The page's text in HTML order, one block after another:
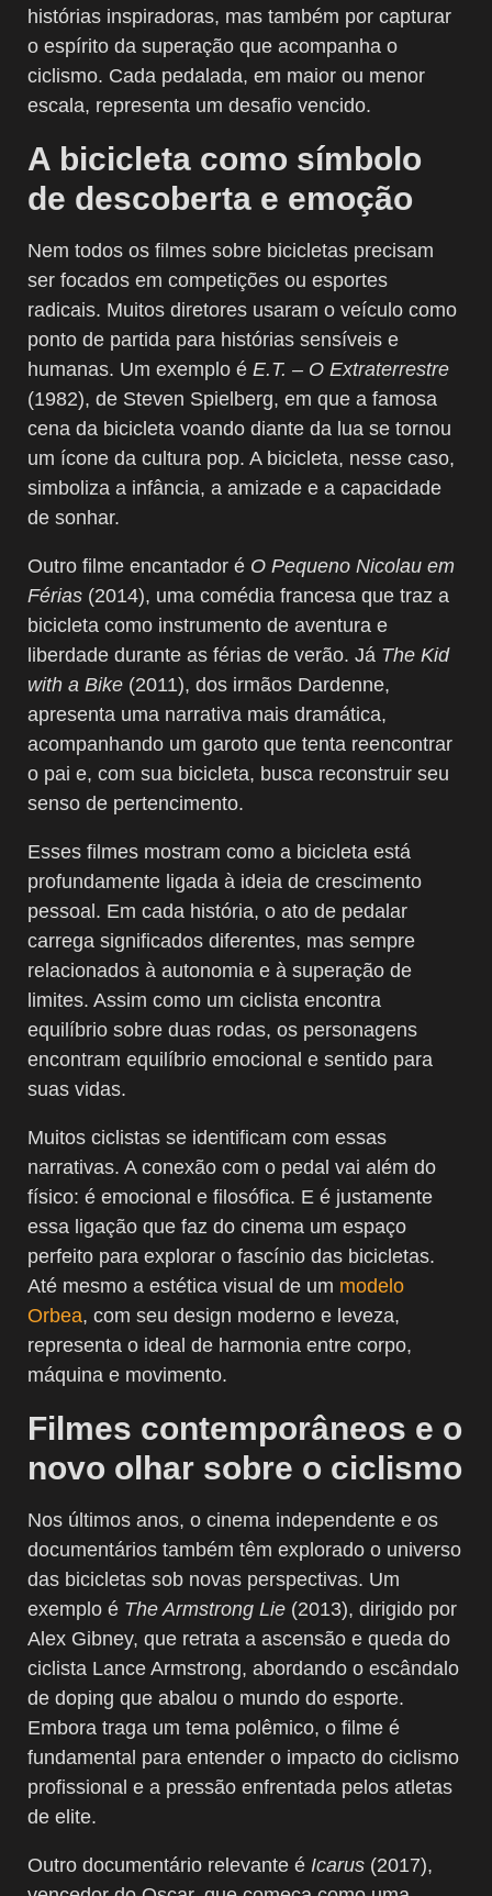
histórias inspiradoras, mas também por capturar
o espírito da superação que acompanha o
ciclismo. Cada pedalada, em maior ou menor
escala, representa um desafio vencido.
A bicicleta como símbolo
de descoberta e emoção
Nem todos os filmes sobre bicicletas precisam
ser focados em competições ou esportes
radicais. Muitos diretores usaram o veículo como
ponto de partida para histórias sensíveis e
humanas. Um exemplo é E.T. – O Extraterrestre
(1982), de Steven Spielberg, em que a famosa
cena da bicicleta voando diante da lua se tornou
um ícone da cultura pop. A bicicleta, nesse caso,
simboliza a infância, a amizade e a capacidade
de sonhar.
Outro filme encantador é O Pequeno Nicolau em
Férias (2014), uma comédia francesa que traz a
bicicleta como instrumento de aventura e
liberdade durante as férias de verão. Já The Kid
with a Bike (2011), dos irmãos Dardenne,
apresenta uma narrativa mais dramática,
acompanhando um garoto que tenta reencontrar
o pai e, com sua bicicleta, busca reconstruir seu
senso de pertencimento.
Esses filmes mostram como a bicicleta está
profundamente ligada à ideia de crescimento
pessoal. Em cada história, o ato de pedalar
carrega significados diferentes, mas sempre
relacionados à autonomia e à superação de
limites. Assim como um ciclista encontra
equilíbrio sobre duas rodas, os personagens
encontram equilíbrio emocional e sentido para
suas vidas.
Muitos ciclistas se identificam com essas
narrativas. A conexão com o pedal vai além do
físico: é emocional e filosófica. E é justamente
essa ligação que faz do cinema um espaço
perfeito para explorar o fascínio das bicicletas.
Até mesmo a estética visual de um modelo
Orbea, com seu design moderno e leveza,
representa o ideal de harmonia entre corpo,
máquina e movimento.
Filmes contemporâneos e o
novo olhar sobre o ciclismo
Nos últimos anos, o cinema independente e os
documentários também têm explorado o universo
das bicicletas sob novas perspectivas. Um
exemplo é The Armstrong Lie (2013), dirigido por
Alex Gibney, que retrata a ascensão e queda do
ciclista Lance Armstrong, abordando o escândalo
de doping que abalou o mundo do esporte.
Embora traga um tema polêmico, o filme é
fundamental para entender o impacto do ciclismo
profissional e a pressão enfrentada pelos atletas
de elite.
Outro documentário relevante é Icarus (2017),